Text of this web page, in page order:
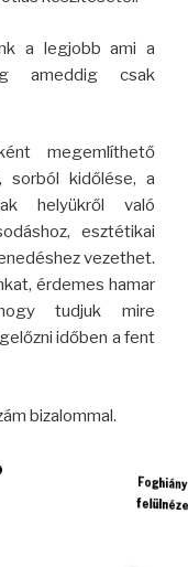
a legjobb ami a
ameddig csak
megemlíthető
sorból kidőlése, a
helyükről való
esztétikai
vezethet.
érdemes hamar
tudjuk mire
időben a fent
bizalommal.
Foghiány -
felülnézet